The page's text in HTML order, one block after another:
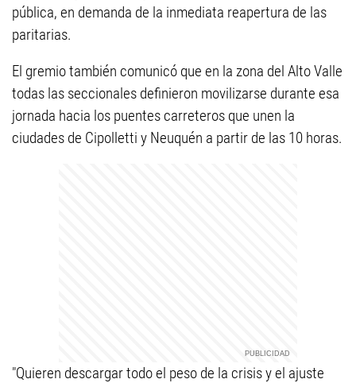
pública, en demanda de la inmediata reapertura de las
paritarias.
El gremio también comunicó que en la zona del Alto Valle
todas las seccionales definieron movilizarse durante esa
jornada hacia los puentes carreteros que unen la
ciudades de Cipolletti y Neuquén a partir de las 10 horas.
"Quieren descargar todo el peso de la crisis y el ajuste